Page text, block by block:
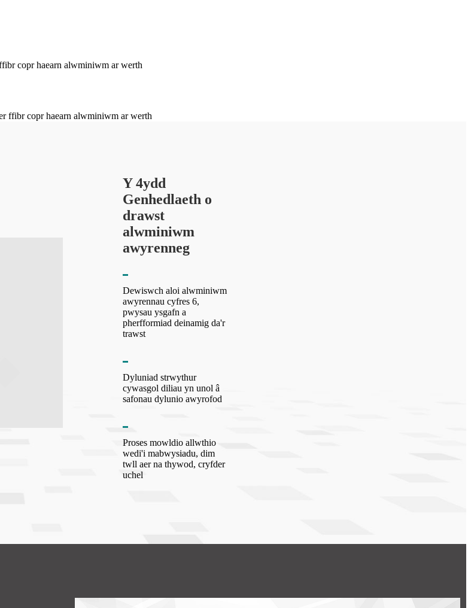
copr haearn alwminiwm ar werth
Y 4ydd
Genhedlaeth o
drawst
alwminiwm
awyrenneg
Dewiswch aloi alwminiwm
awyrennau cyfres 6,
pwysau ysgafn a
pherfformiad deinamig da'r
trawst
Dyluniad strwythur
cywasgol diliau yn unol â
safonau dylunio awyrofod
Proses mowldio allwthio
wedi'i mabwysiadu, dim
twll aer na thywod, cryfder
uchel